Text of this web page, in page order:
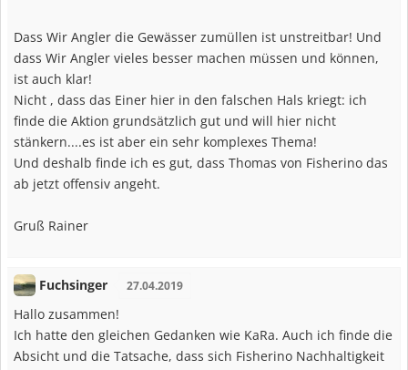
Dass Wir Angler die Gewässer zumüllen ist unstreitbar! Und
dass Wir Angler vieles besser machen müssen und können,
ist auch klar!
Nicht , dass das Einer hier in den falschen Hals kriegt: ich
finde die Aktion grundsätzlich gut und will hier nicht
stänkern....es ist aber ein sehr komplexes Thema!
Und deshalb finde ich es gut, dass Thomas von Fisherino das
ab jetzt offensiv angeht.
Gruß Rainer
Fuchsinger 27.04.2019
Hallo zusammen!
Ich hatte den gleichen Gedanken wie KaRa. Auch ich finde die
Absicht und die Tatsache, dass sich Fisherino Nachhaltigkeit